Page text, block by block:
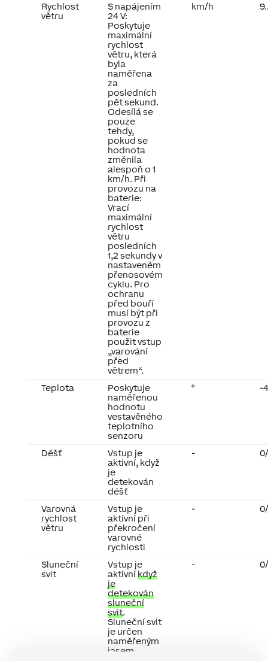
Rychlost
větru
S napájením
24 V:
Poskytuje
maximální
rychlost
větru, která
byla
naměřena
za
posledních
pět sekund.
Odesílá se
pouze
tehdy,
pokud se
hodnota
změnila
alespoň o 1
km/h. Při
provozu na
baterie:
Vrací
maximální
rychlost
větru
posledních
1,2 sekundy v
nastaveném
přenosovém
cyklu. Pro
ochranu
před bouří
musí být při
provozu z
baterie
použit vstup
„varování
před
větrem“.
km/h
Teplota
Poskytuje
naměřenou
hodnotu
vestavěného
teplotního
senzoru
° -
Déšť
Vstup je
aktivní, když
je
detekován
déšť
-
Varovná
rychlost
větru
Vstup je
aktivní při
překročení
varovné
rychlosti
-
Sluneční
svit
Vstup je
aktivníkdyž
je
detekován
sluneční
svit.
Sluneční svit
je určen
naměřeným
jasem,
-